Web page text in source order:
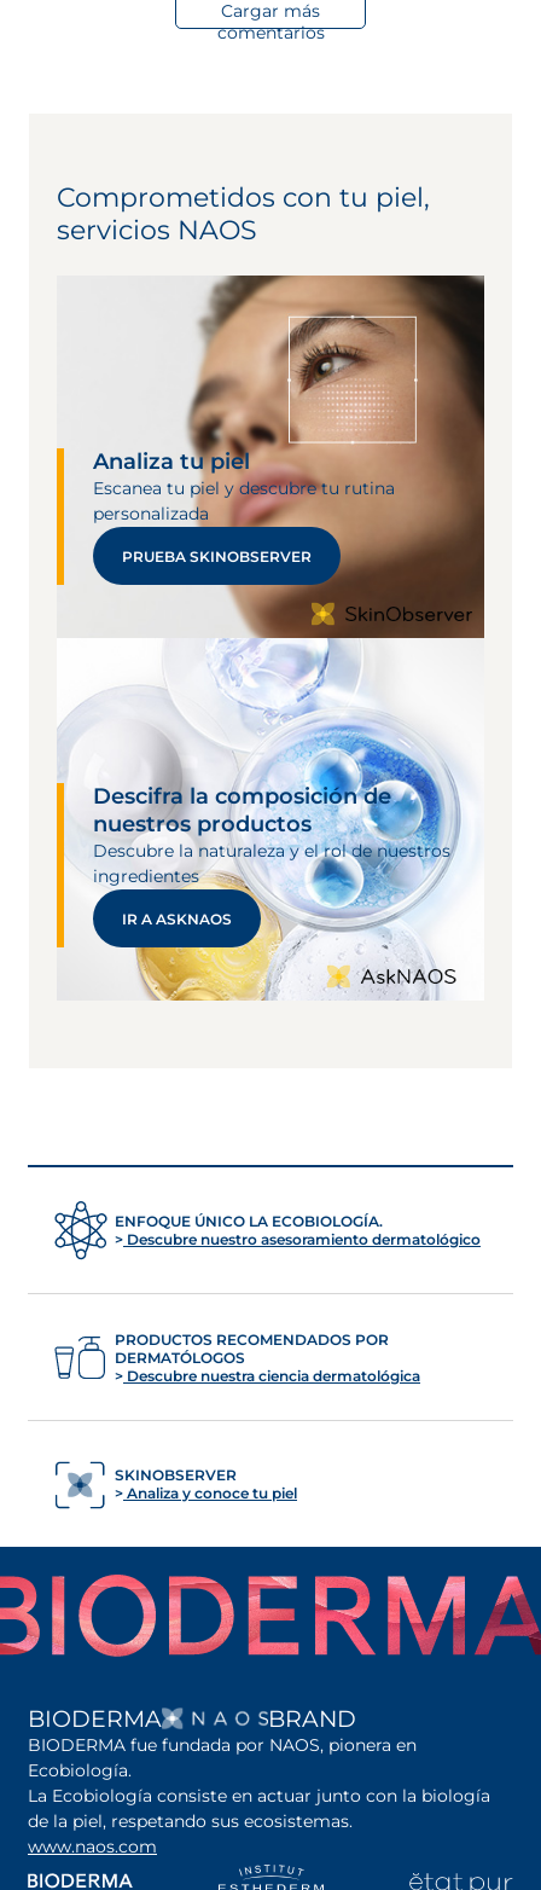
Cargar más
comentarios
Comprometidos con tu piel,
servicios NAOS
Analiza tu piel
Escanea tu piel y descubre tu rutina
personalizada
PRUEBA SKINOBSERVER
Descifra la composición de
nuestros productos
Descubre la naturaleza y el rol de nuestros
ingredientes
IR A ASKNAOS
ENFOQUE ÚNICO LA ECOBIOLOGÍA.
Descubre nuestro asesoramiento dermatológico
PRODUCTOS RECOMENDADOS POR
DERMATÓLOGOS
Descubre nuestra ciencia dermatológica
SKINOBSERVER
Analiza y conoce tu piel
BIODERMA SE ABRE EN UNA
BRAND
BIODERMA fue fundada por NAOS, pionera en
Ecobiología.
La Ecobiología consiste en actuar junto con la biología
de la piel, respetando sus ecosistemas.
www.naos.com
se abre en una pestaña nueva
se abre en una